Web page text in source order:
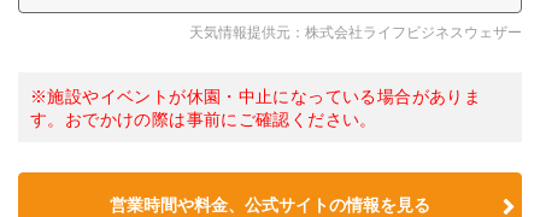
天気情報提供元：株式会社ライフビジネスウェザー
※施設やイベントが休園・中止になっている場合がありま
す。おでかけの際は事前にご確認ください。
営業時間や料金、公式サイトの情報を見る